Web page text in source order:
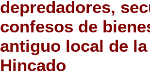
depredadores,
confesos de
antiguo local de
Hincado